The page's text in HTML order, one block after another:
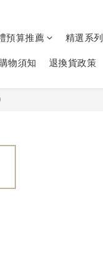
預算推薦 精選系列
物須知 退換貨政策